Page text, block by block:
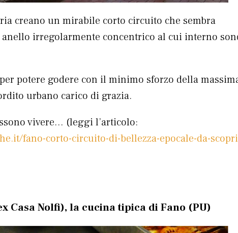
creano un mirabile corto circuito che sembra
irregolarmente concentrico al cui interno
potere godere con il minimo sforzo della
urbano carico di grazia.
vivere… (leggi l’articolo:
fano-corto-circuito-di-bellezza-epocale-da-
Casa Nolfi), la cucina tipica di Fano (PU)